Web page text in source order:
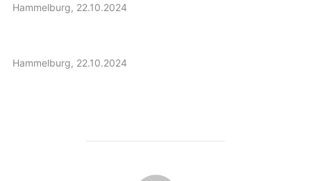
Hammelburg, 22.10.2024
Hammelburg, 22.10.2024